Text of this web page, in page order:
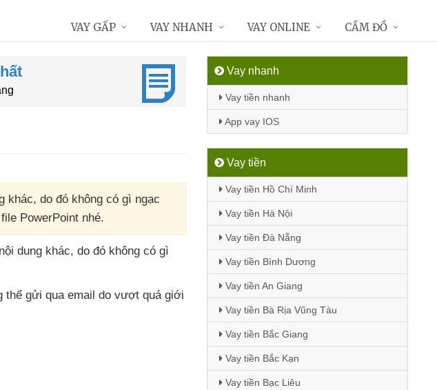
khác, do đó không có gì ngạc
PowerPoint nhé.
dung khác, do đó không có gì
thể gửi qua email do vượt quá giới
Vay nhanh
Vay tiền nhanh
App vay IOS
Vay tiền
Vay tiền Hồ Chí Minh
Vay tiền Hà Nội
Vay tiền Đà Nẵng
Vay tiền Bình Dương
Vay tiền An Giang
Vay tiền Bà Rịa Vũng Tàu
Vay tiền Bắc Giang
Vay tiền Bắc Kạn
Vay tiền Bạc Liêu
VAY GẤP VAY NHANH VAY ONLINE CẦM ĐỒ